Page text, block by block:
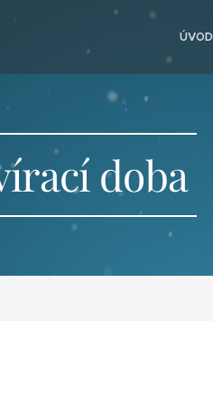
ÚVOD
doba